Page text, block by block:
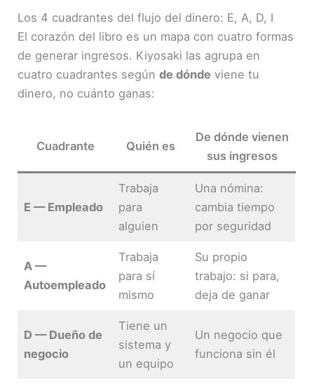
Los 4 cuadrantes del flujo del dinero: E, A, D, I
El corazón del libro es un mapa con cuatro formas
de generar ingresos. Kiyosaki las agrupa en
cuatro cuadrantes segúnde dónde viene tu
dinero, no cuánto ganas:
Cuadrante Quién es
De dónde vienen
sus ingresos
E — Empleado
Trabaja
para
alguien
Una nómina:
cambia tiempo
por seguridad
A —
Autoempleado
Trabaja
para sí
mismo
Su propio
trabajo: si para,
deja de ganar
D — Dueño de
negocio
Tiene un
sistema y
un equipo
Un negocio que
funciona sin él